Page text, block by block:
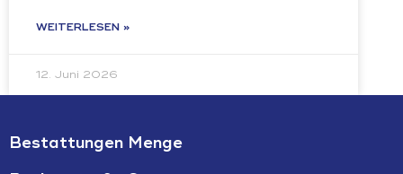
WEITERLESEN »
12. Juni 2026
Bestattungen Menge